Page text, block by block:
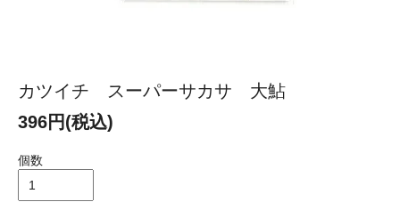
カツイチ スーパーサカサ 大鮎
396円(税込)
個数